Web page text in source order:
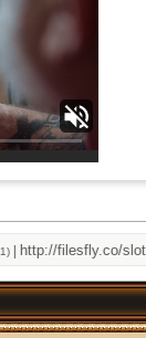
filesfly.co/